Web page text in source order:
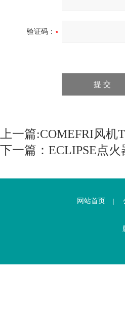
验证码：
上一篇:COMEFRI风机
下一篇： ECLIPSE点火
网站首页